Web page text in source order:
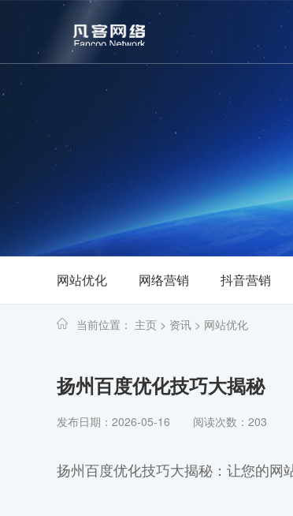
网站优化 网络营销 抖音营销
当前位置： 主页 > 资讯 > 网站优化
扬州百度优化技巧大揭秘
发布日期：2026-05-16 阅读次数： 203
扬州百度优化技巧大揭秘：让您的网